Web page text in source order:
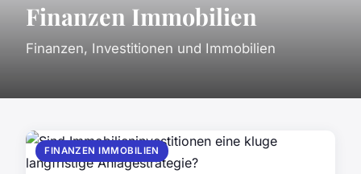
Finanzen Immobilien
Finanzen, Investitionen und Immobilien
FINANZEN IMMOBILIEN